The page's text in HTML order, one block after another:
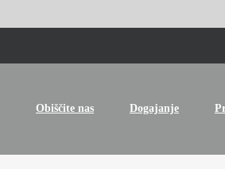
Obiščite nas Dogajanje